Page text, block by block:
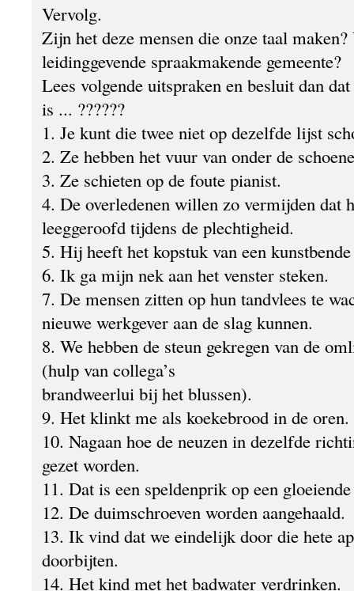
Vervolg.
Zijn het deze mensen die onze taal
leidinggevende spraakmakende gemeente?
Lees volgende uitspraken en besluit dan
is ... ??????
1. Je kunt die twee niet op dezelfde lijst
2. Ze hebben het vuur van onder de
3. Ze schieten op de foute pianist.
4. De overledenen willen zo vermijden dat
leeggeroofd tijdens de plechtigheid.
5. Hij heeft het kopstuk van een
6. Ik ga mijn nek aan het venster steken.
7. De mensen zitten op hun tandvlees te
nieuwe werkgever aan de slag kunnen.
8. We hebben de steun gekregen van de
(hulp van collega’s
brandweerlui bij het blussen).
9. Het klinkt me als koekebrood in de oren.
10. Nagaan hoe de neuzen in dezelfde
gezet worden.
11. Dat is een speldenprik op een
12. De duimschroeven worden aangehaald.
13. Ik vind dat we eindelijk door die hete
doorbijten.
14. Het kind met het badwater verdrinken.